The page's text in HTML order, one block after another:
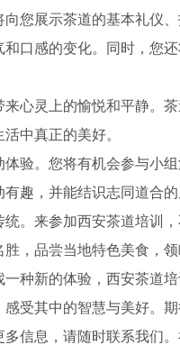
您展示茶道的基本礼仪
口感的变化。同时，您
心灵上的愉悦和平静。
中真正的美好。
验。您将有机会参与小
趣，并能结识志同道合的
。来参加西安茶道培训
，品尝当地特色美食，领
种新的体验，西安茶道
受其中的智慧与美好。
信息，请随时联系我们。